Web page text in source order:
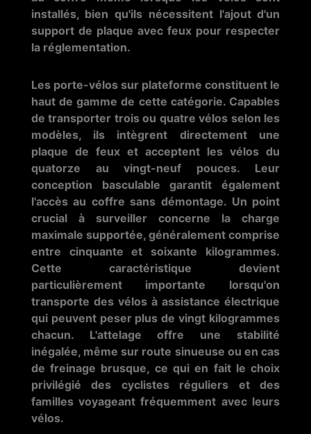
installés, bien qu'ils nécessitent l'ajout d'un
support de plaque avec feux pour respecter
la réglementation.
Les porte-vélos sur plateforme constituent le
haut de gamme de cette catégorie. Capables
de transporter trois ou quatre vélos selon les
modèles, ils intègrent directement une
plaque de feux et acceptent les vélos du
quatorze au vingt-neuf pouces. Leur
conception basculable garantit également
l'accès au coffre sans démontage. Un point
crucial à surveiller concerne la charge
maximale supportée, généralement comprise
entre cinquante et soixante kilogrammes.
Cette caractéristique devient
particulièrement importante lorsqu'on
transporte des vélos à assistance électrique
qui peuvent peser plus de vingt kilogrammes
chacun. L'attelage offre une stabilité
inégalée, même sur route sinueuse ou en cas
de freinage brusque, ce qui en fait le choix
privilégié des cyclistes réguliers et des
familles voyageant fréquemment avec leurs
vélos.